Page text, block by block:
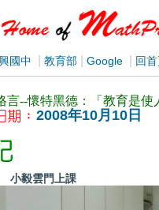
國中 教育部 Google 回
言--懷特黑德：「教育是
2008年10月10日
小毅雲門上課